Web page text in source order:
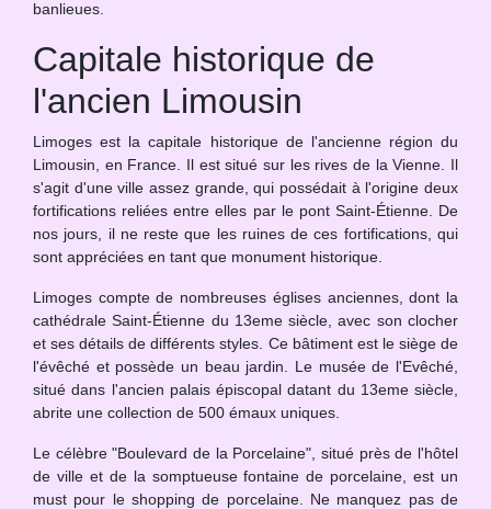
banlieues.
Capitale historique de
l'ancien Limousin
Limoges est la capitale historique de l'ancienne région du
Limousin, en France. Il est situé sur les rives de la Vienne. Il
s'agit d'une ville assez grande, qui possédait à l'origine deux
fortifications reliées entre elles par le pont Saint-Étienne. De
nos jours, il ne reste que les ruines de ces fortifications, qui
sont appréciées en tant que monument historique.
Limoges compte de nombreuses églises anciennes, dont la
cathédrale Saint-Étienne du 13eme siècle, avec son clocher
et ses détails de différents styles. Ce bâtiment est le siège de
l'évêché et possède un beau jardin. Le musée de l'Evêché,
situé dans l'ancien palais épiscopal datant du 13eme siècle,
abrite une collection de 500 émaux uniques.
Le célèbre "Boulevard de la Porcelaine", situé près de l'hôtel
de ville et de la somptueuse fontaine de porcelaine, est un
must pour le shopping de porcelaine. Ne manquez pas de